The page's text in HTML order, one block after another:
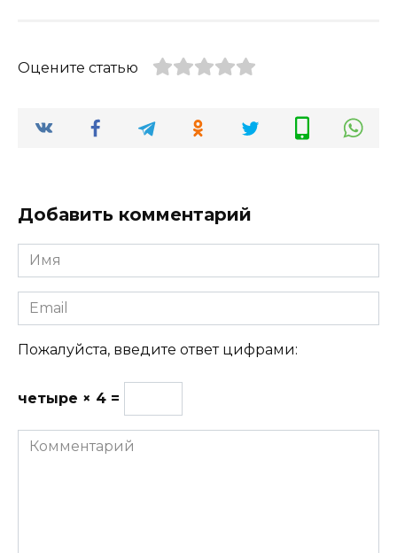
Оцените статью
Добавить комментарий
Имя
Email
Пожалуйста, введите ответ цифрами:
четыре × 4 =
Комментарий